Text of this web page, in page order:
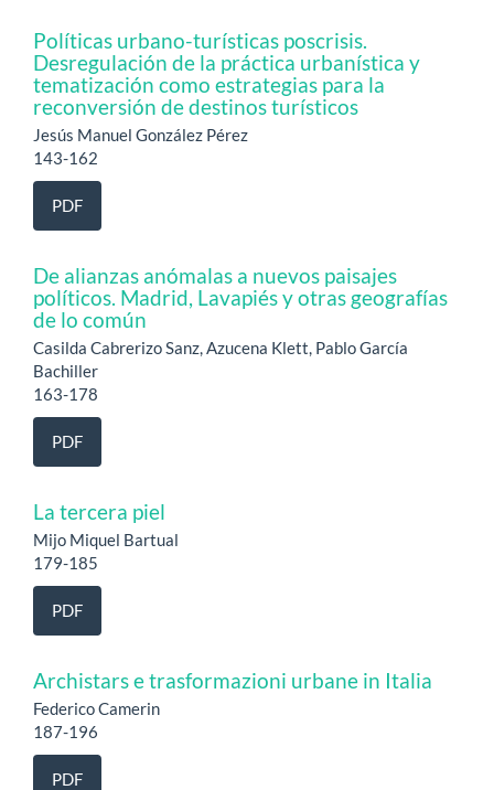
Políticas urbano-turísticas poscrisis.
Desregulación de la práctica urbanística y
tematización como estrategias para la
reconversión de destinos turísticos
Jesús Manuel González Pérez
143-162
PDF
De alianzas anómalas a nuevos paisajes
políticos. Madrid, Lavapiés y otras geografías
de lo común
Casilda Cabrerizo Sanz, Azucena Klett, Pablo García
Bachiller
163-178
PDF
La tercera piel
Mijo Miquel Bartual
179-185
PDF
Archistars e trasformazioni urbane in Italia
Federico Camerin
187-196
PDF